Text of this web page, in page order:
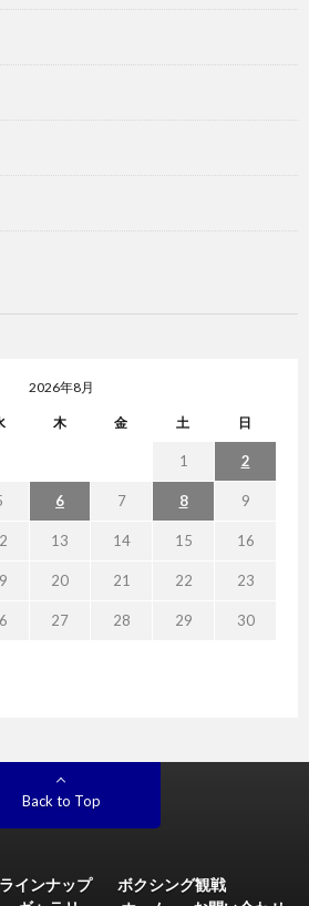
2026年8月
木 金 土 日
1 2
6 7 8 9
13 14 15 16
20 21 22 23
27 28 29 30
Back to Top
インナップ
ボクシング観戦